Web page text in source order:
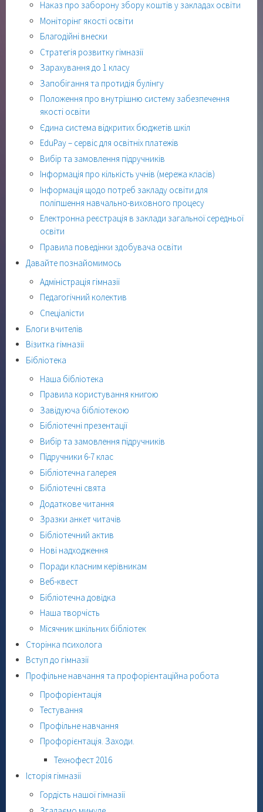
Наказ про заборону збору коштів у закладах освіти
Моніторінг якості освіти
Благодійні внески
Стратегія розвитку гімназії
Зарахування до 1 класу
Запобігання та протидія булінгу
Положення про внутрішню систему забезпечення
якості освіти
Єдина система відкритих бюджетів шкіл
EduPay – сервіс для освітніх платежів
Вибір та замовлення підручників
Інформація про кількість учнів (мережа класів)
Інформація щодо потреб закладу освіти для
поліпшення навчально-виховного процесу
Електронна реєстрація в заклади загальної середньої
освіти
Правила поведінки здобувача освіти
Давайте познайомимось
Адміністрація гімназії
Педагогічний колектив
Спеціалісти
Блоги вчителів
Візитка гімназії
Бібліотека
Наша бібліотека
Правила користування книгою
Завідуюча бібліотекою
Бібліотечні презентації
Вибір та замовлення підручників
Підручники 6-7 клас
Бібліотечна галерея
Бібліотечні свята
Додаткове читання
Зразки анкет читачів
Бібліотечний актив
Нові надходження
Поради класним керівникам
Веб-квест
Бібліотечна довідка
Наша творчість
Місячник шкільних бібліотек
Сторінка психолога
Вступ до гімназії
Профільне навчання та профорієнтаційна робота
Профорієнтація
Тестування
Профільне навчання
Профорієнтація. Заходи.
Технофест 2016
Історія гімназії
Гордість нашої гімназії